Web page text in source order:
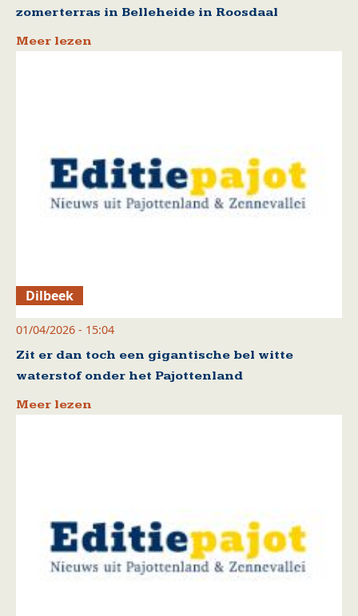
zomerterras in Belleheide in Roosdaal
Meer lezen
Dilbeek
01/04/2026 - 15:04
Zit er dan toch een gigantische bel witte
waterstof onder het Pajottenland
Meer lezen